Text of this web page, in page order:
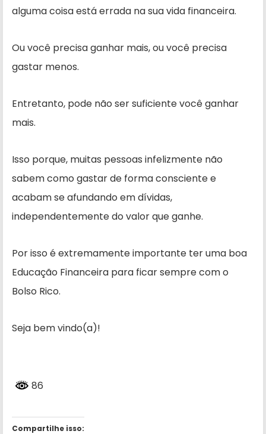
alguma coisa está errada na sua vida financeira.
Ou você precisa ganhar mais, ou você precisa
gastar menos.
Entretanto, pode não ser suficiente você ganhar
mais.
Isso porque, muitas pessoas infelizmente não
sabem como gastar de forma consciente e
acabam se afundando em dívidas,
independentemente do valor que ganhe.
Por isso é extremamente importante ter uma boa
Educação Financeira para ficar sempre com o
Bolso Rico.
Seja bem vindo(a)!
86
Compartilhe isso: